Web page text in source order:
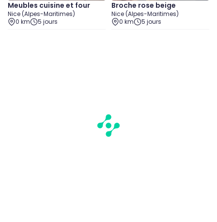
Meubles cuisine et four
Nice (Alpes-Maritimes)
0 km
5 jours
Broche rose beige
Nice (Alpes-Maritimes)
0 km
5 jours